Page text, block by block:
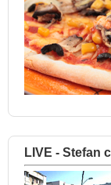
LIVE - Stefan